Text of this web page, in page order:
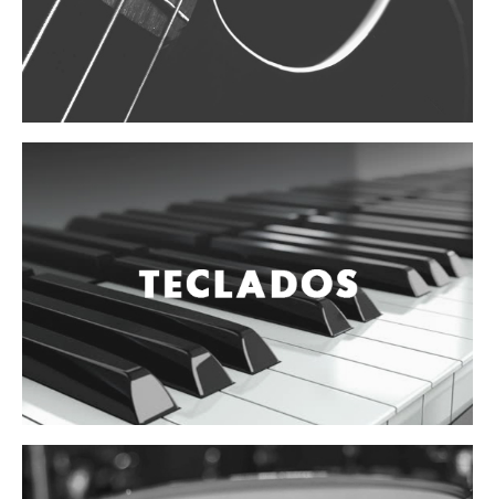
Vientos
Accesorios
Micrófonos
Mano alámbrico
Inalámbrico diadema y solapa
Inalámbrico para instrumento
Estudio
Corro y escenario
Instalaciones
Cámara, computadora y celular
Pedestales y soportes
Accesorios